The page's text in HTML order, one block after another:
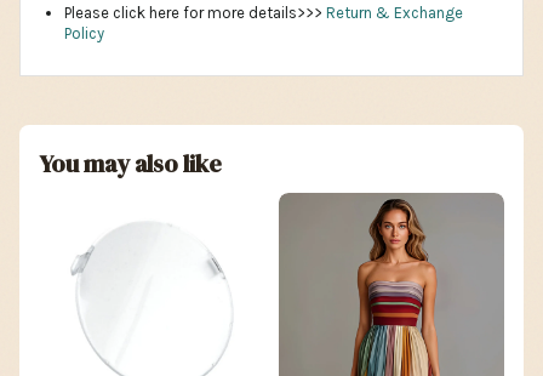
Please click here for more details>>> Return & Exchange
Policy
You may also like